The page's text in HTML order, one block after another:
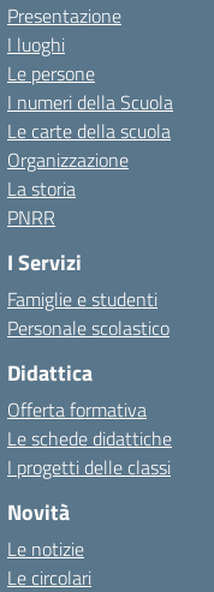
Presentazione
I luoghi
Le persone
I numeri della Scuola
Le carte della scuola
Organizzazione
La storia
PNRR
I Servizi
Famiglie e studenti
Personale scolastico
Didattica
Offerta formativa
Le schede didattiche
I progetti delle classi
Novità
Le notizie
Le circolari